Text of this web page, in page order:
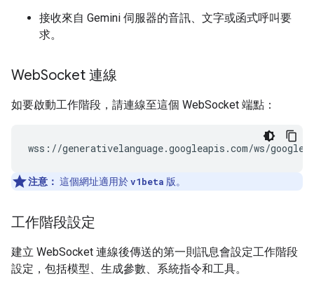
接收來自 Gemini 伺服器的音訊、文字或函式呼叫要
求。
WebSocket 連線
如要啟動工作階段，請連線至這個 WebSocket 端點：
注意： 這個網址適用於v1beta 版。
工作階段設定
建立 WebSocket 連線後傳送的第一則訊息會設定工作階段
設定，包括模型、生成參數、系統指令和工具。